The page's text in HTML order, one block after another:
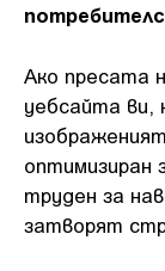
Ако пресата
уебсайта ви,
оптимизиран
труден за
затворят